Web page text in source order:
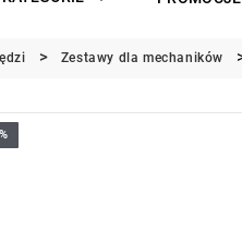
Zestawy dla mechaników